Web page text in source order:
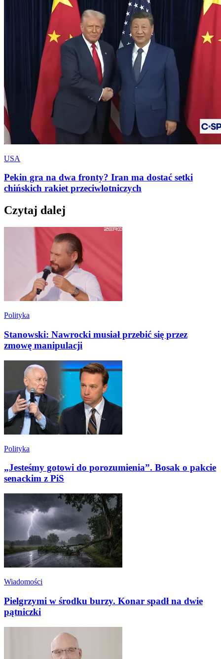
USA
Pekin gra na dwa fronty? Iran ma dostać setki
chińskich rakiet przeciwlotniczych
Czytaj dalej
Polityka
Stanowski: Nawrocki musiał przebić się przez
zmowę manipulacji
Polityka
„Jesteśmy gotowi do porozumienia”. Bosak o pakcie
senackim z PiS
Wiadomości
Pielgrzymi w środku burzy. Konar spadł na dwie
pątniczki